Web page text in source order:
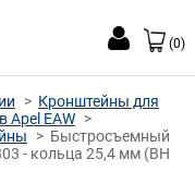
(0)
Кронштейны для
Apel EAW
Быстросъемный
- кольца 25,4 мм (ВН